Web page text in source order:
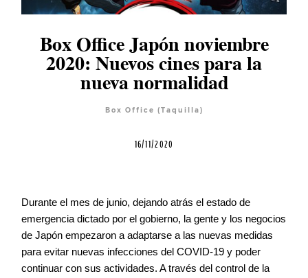
Box Office Japón noviembre
2020: Nuevos cines para la
nueva normalidad
Box Office (Taquilla)
16/11/2020
Durante el mes de junio, dejando atrás el estado de
emergencia dictado por el gobierno, la gente y los negocios
de Japón empezaron a adaptarse a las nuevas medidas
para evitar nuevas infecciones del COVID-19 y poder
continuar con sus actividades. A través del control de la
©2026 COPYRIGHT FLOTHEMES